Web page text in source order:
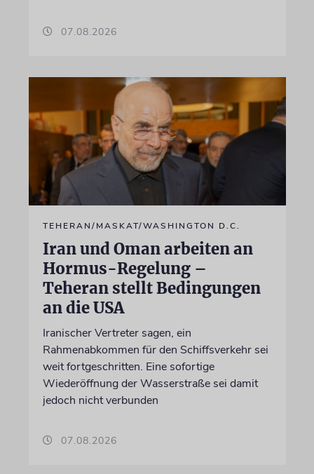
07.08.2026
TEHERAN/MASKAT/WASHINGTON D.C.
Iran und Oman arbeiten an
Hormus-Regelung –
Teheran stellt Bedingungen
an die USA
Iranischer Vertreter sagen, ein
Rahmenabkommen für den Schiffsverkehr sei
weit fortgeschritten. Eine sofortige
Wiederöffnung der Wasserstraße sei damit
jedoch nicht verbunden
07.08.2026